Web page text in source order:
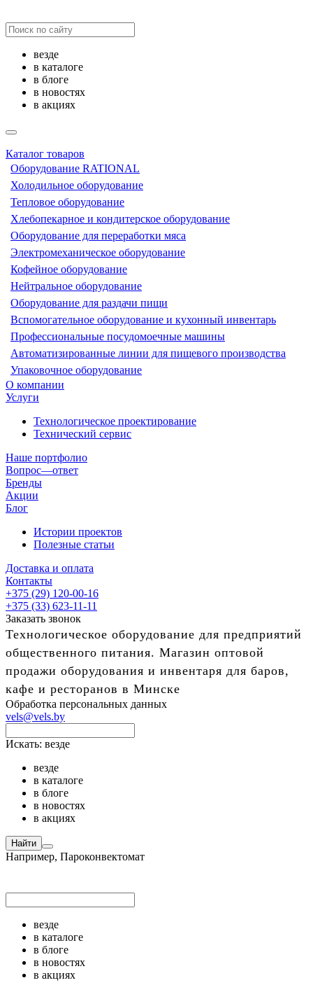
везде
в каталоге
в блоге
в новостях
в акциях
Каталог товаров
Оборудование RATIONAL
Холодильное оборудование
Тепловое оборудование
Хлебопекарное и кондитерское оборудование
Оборудование для переработки мяса
Электромеханическое оборудование
Кофейное оборудование
Нейтральное оборудование
Оборудование для раздачи пищи
Вспомогательное оборудование и кухонный инвентарь
Профессиональные посудомоечные машины
Автоматизированные линии для пищевого производства
Упаковочное оборудование
О компании
Услуги
Технологическое проектирование
Технический сервис
Наше портфолио
Вопрос—ответ
Бренды
Акции
Блог
Истории проектов
Полезные статьи
Доставка и оплата
Контакты
+375 (29) 120-00-16
+375 (33) 623-11-11
Заказать звонок
Технологическое оборудование для предприятий
общественного питания. Магазин оптовой
продажи оборудования и инвентаря для баров,
кафе и ресторанов в Минске
Обработка персональных данных
vels@vels.by
Искать: везде
везде
в каталоге
в блоге
в новостях
в акциях
Найти
Например, Пароконвектомат
везде
в каталоге
в блоге
в новостях
в акциях